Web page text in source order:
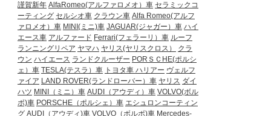
謹賀新年 AlfaRomeo(アルファロメオ）車 セラミックコ
ーティング セルシオ車 クラウン車 Alfa Romeo(アルフ
ァロメオ）車 MINI(ミニ)車 JAGUAR(ジャガー）車 ハイ
エース車 アルファード Ferrari(フェラーリ）車 ルーフ
ランニングリペア ヤマハ ヤリス(ヤリスクロス）
クラ
ウン ハイエース ランドクルーザー PORＳＣHE(ポルシ
ェ）車 TESLA(テスラ）車 トヨタ車 ハリアー ヴェルフ
ァイア LAND ROVER(ランドローバー）車 ヤリス ダイ
ハツ MINI（ミニ）車 AUDI（アウディ）車 VOLVO(ボル
ボ)車 PORSCHE（ポルシェ）車 エシュロンコーティン
グ AUDI（アウディ)車 VOLVO（ボルボ)車 Mercedes-